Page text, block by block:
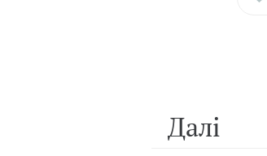
Далi